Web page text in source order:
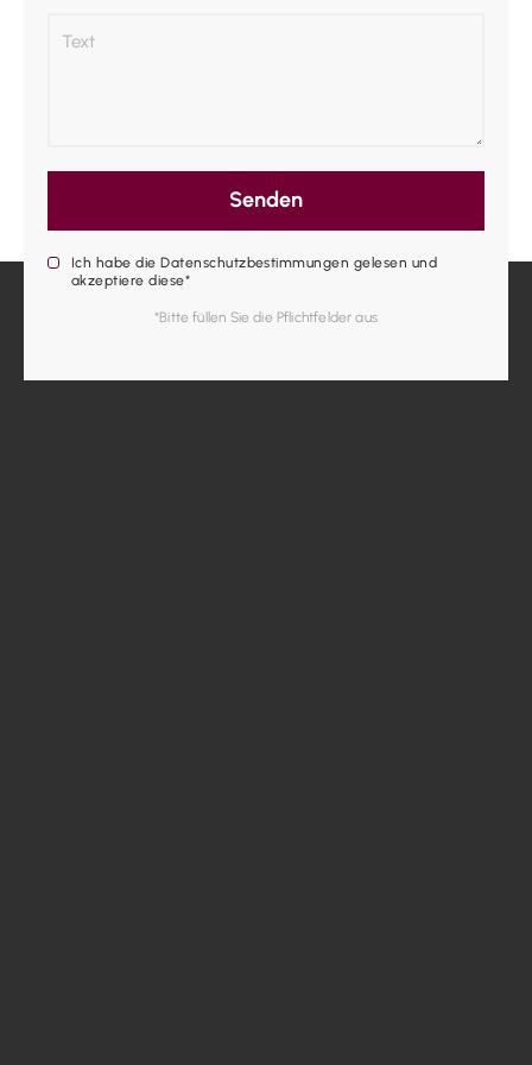
Ich habe die Datenschutzbestimmungen gelesen und
akzeptiere diese*
*Bitte füllen Sie die Pflichtfelder aus
Senden